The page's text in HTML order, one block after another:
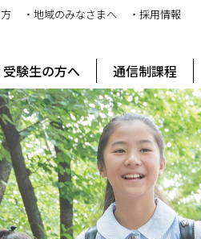
・地域のみなさまへ ・採用情報
受験生の方へ 通信制課程